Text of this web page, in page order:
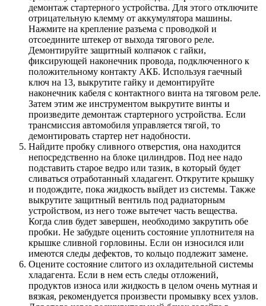
демонтаж стартерного устройства. Для этого отключите
отрицательную клемму от аккумулятора машины.
Нажмите на крепление разъема с проводкой и
отсоедините штекер от выхода тягового реле.
Демонтируйте защитный колпачок с гайки,
фиксирующей наконечник провода, подключенного к
положительному контакту АКБ. Используя гаечный
ключ на 13, выкрутите гайку и демонтируйте
наконечник кабеля с контактного винта на тяговом реле.
Затем этим же инструментом выкрутите винты и
произведите демонтаж стартерного устройства. Если
трансмиссия автомобиля управляется тягой, то
демонтировать стартер нет надобности.
Найдите пробку сливного отверстия, она находится
непосредственно на блоке цилиндров. Под нее надо
подставить старое ведро или тазик, в который будет
сливаться отработанный хладагент. Открутите крышку
и подождите, пока жидкость выйдет из системы. Также
выкрутите защитный вентиль под радиаторным
устройством, из него тоже вытечет часть вещества.
Когда слив будет завершен, необходимо закрутить обе
пробки. Не забудьте оценить состояние уплотнителя на
крышке сливной горловины. Если он износился или
имеются следы дефектов, то кольцо подлежит замене.
Оцените состояние слитого из охладительной системы
хладагента. Если в нем есть следы отложений,
продуктов износа или жидкость в целом очень мутная и
вязкая, рекомендуется произвести промывку всех узлов.